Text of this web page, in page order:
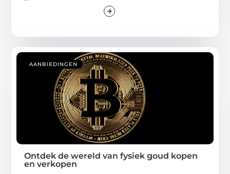
AANBIEDINGEN
Ontdek de wereld van fysiek goud kopen
en verkopen